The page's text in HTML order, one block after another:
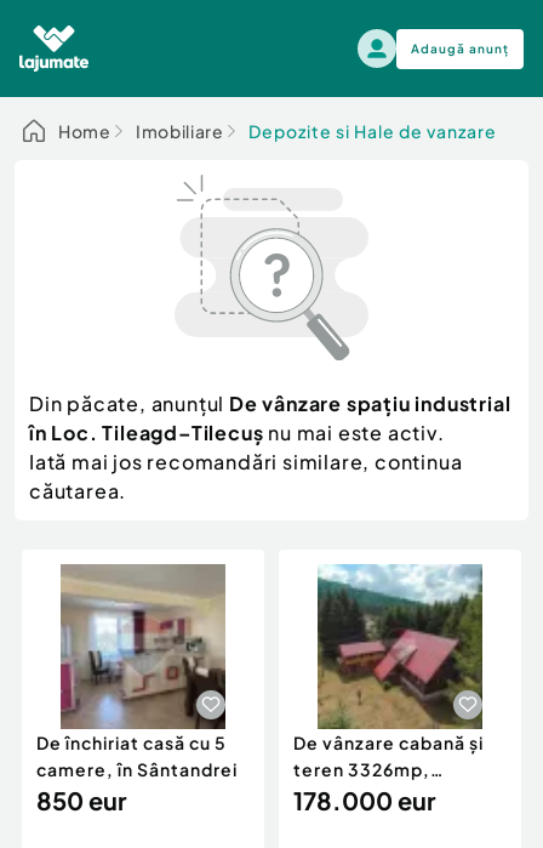
Adaugă anunț
Alege categoria
Auto, moto si ambarcatiuni
Electronice si electrocasnice
Mama si copilul
Moda si frumusete
Sport, timp liber, arta
Servicii
Animale de companie
Afaceri și echipamente profesionale
Inchiriere Bunuri si Vehicule
Auto, moto si ambarcatiuni
Scutere - ATV - UTV
Autoutilitare
Ambarcatiuni
Camioane - Rulote - Remorci
Utilaje agricole si industriale
Piese auto si accesorii
Dacia Duster
Home Imobiliare Depozite si Hale de vanzare
Din păcate, anunțul De vânzare spațiu industrial
în Loc. Tileagd–Tilecuș nu mai este activ.
Iată mai jos recomandări similare, continua
căutarea.
De închiriat casă cu 5
camere, în Sântandrei
850 eur
De vânzare cabană și
teren 3326mp,
Arieșeni-Oportunit...
178.000 eur